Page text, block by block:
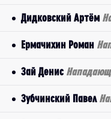
Дидковский Артём
Ермачихин Роман
Зай Денис
Зубчинский Павел